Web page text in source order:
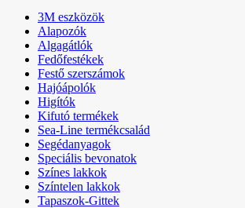
3M eszközök
Alapozók
Algagátlók
Fedőfestékek
Festő szerszámok
Hajóápolók
Higítók
Kifutó termékek
Sea-Line termékcsalád
Segédanyagok
Speciális bevonatok
Színes lakkok
Színtelen lakkok
Tapaszok-Gittek